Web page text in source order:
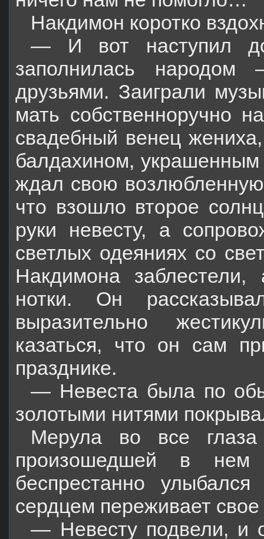
Накдимон коротко
— И вот наступил
заполнилась
друзьями. Заиграли
мать собственноручно
свадебный венец
балдахином,
ждал свою
что взошло второе
руки невесту, а
светлых одеяниях со
Накдимона
нотки. Он
выразительно
казаться, что он сам
празднике.
— Невеста была по
золотыми нитями
Мерула во все глаза
произошедшей в нем
беспрестанно
сердцем переживает свое
— Невесту подвели, и